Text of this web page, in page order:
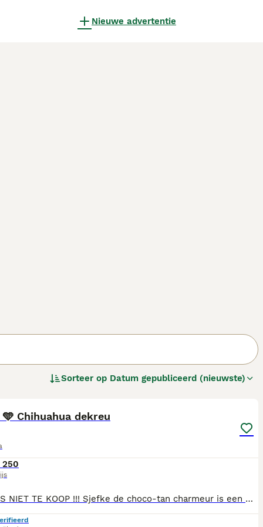
Nieuwe advertentie
Sorteer op Datum gepubliceerd (nieuwste)
Chihuahua dekreu
Sjefke IS NIET TE KOOP !!! Sjefke de choco-tan charmeur is een Chihuahua en is met trots beschikbaar als dekreu voor gezonde, geteste en liefdevolle teefjes (niet te koop). Algemene info over Sjefke: - Hij weegt 2 kg en heeft een schofthoogte van 19 cm. - beschikt over een goed schaargebit - Getest op: patella luxatie / cm/sm scores zijn 0-0 / kortsnuit test / Embark DNA-profiel (ras, kleur en 250 genetische aandoeningen) - Sjefke zijn vachtkleur omvat Choco-tan en draagt de kleure choco, tan, lilac, tricolor, wit/crème en meer, en hij is merle-vrij.. Alle relevante testresultaten zijn op verzoek in te zien. Als een dame komt om te date mag dit op de 10/12de dag of 11/13de dag van de loopsheid. Bij leegblijven (aantoonbaar door dierenards mag de dame de eerstvolgende loopsheid gratis trug komen voor een herdekking. U kunt ons bereiken via: Telefoon/WhatsApp: 31630059965 Facebook: Louisa Het-Woefke.NL Instagram: Het-Woefke.NL Website: www. Het-woefke .nl